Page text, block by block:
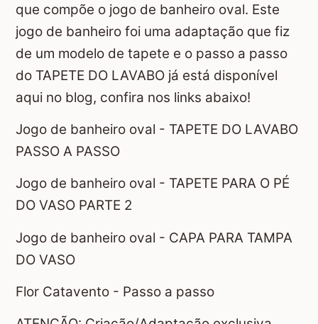
que compõe o jogo de banheiro oval. Este
jogo de banheiro foi uma adaptação que fiz
de um modelo de tapete e o passo a passo
do TAPETE DO LAVABO já está disponível
aqui no blog, confira nos links abaixo!
Jogo de banheiro oval - TAPETE DO LAVABO
PASSO A PASSO
Jogo de banheiro oval - TAPETE PARA O PÉ
DO VASO PARTE 2
Jogo de banheiro oval - CAPA PARA TAMPA
DO VASO
Flor Catavento - Passo a passo